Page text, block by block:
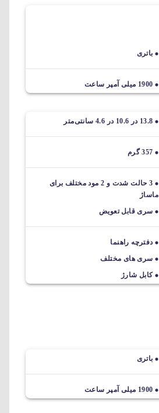
باتری
1900 میلی آمپر ساعت
13.8 در 10.6 در 4.6 سانتی‌متر
357 گرم
3 حالت شدت و 2 مود مختلف برای
ماساژ
سری قابل تعویض
دفترچه راهنما
سری های مختلف
کابل شارژ
باتری
1900 میلی آمپر ساعت